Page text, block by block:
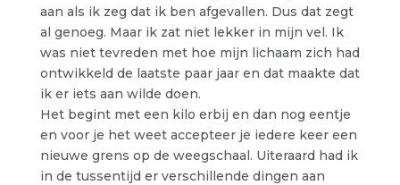
aan als ik zeg dat ik ben afgevallen. Dus dat zegt
al genoeg. Maar ik zat niet lekker in mijn vel. Ik
was niet tevreden met hoe mijn lichaam zich had
ontwikkeld de laatste paar jaar en dat maakte dat
ik er iets aan wilde doen.
Het begint met een kilo erbij en dan nog eentje
en voor je het weet accepteer je iedere keer een
nieuwe grens op de weegschaal. Uiteraard had ik
in de tussentijd er verschillende dingen aan